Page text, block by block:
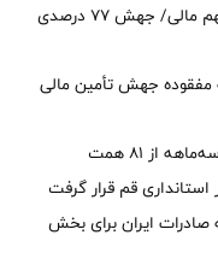
جایگاه نخست بانك ملت در 10 شاخص مهم مالی/ جهش 77 درصدی
مفقوده جهش تأمین مالی
قم قرار گرفت
صادرات ایران برای بخش